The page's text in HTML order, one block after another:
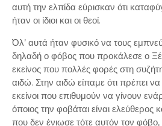
αυτή την ελπίδα εύρισκαν ότι
ήταν οι ίδιοι και οι θεοί.
Όλ’ αυτά ήταν φυσικό να τους
δηλαδή ο φόβος που προκάλεσε ο
εκείνος που πολλές φορές στη
αιδώ. Στην αιδώ είπαμε ότι πρέπει
εκείνοι που επιθυμούν να γίνουν
όποιος την φοβάται είναι ελεύθερος
που δεν ένιωσε τότε αυτόν τον